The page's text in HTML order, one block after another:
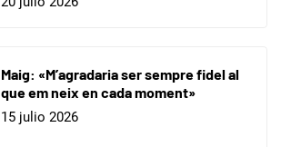
Maig: «M’agradaria ser sempre fidel al
que em neix en cada moment»
15 julio 2026